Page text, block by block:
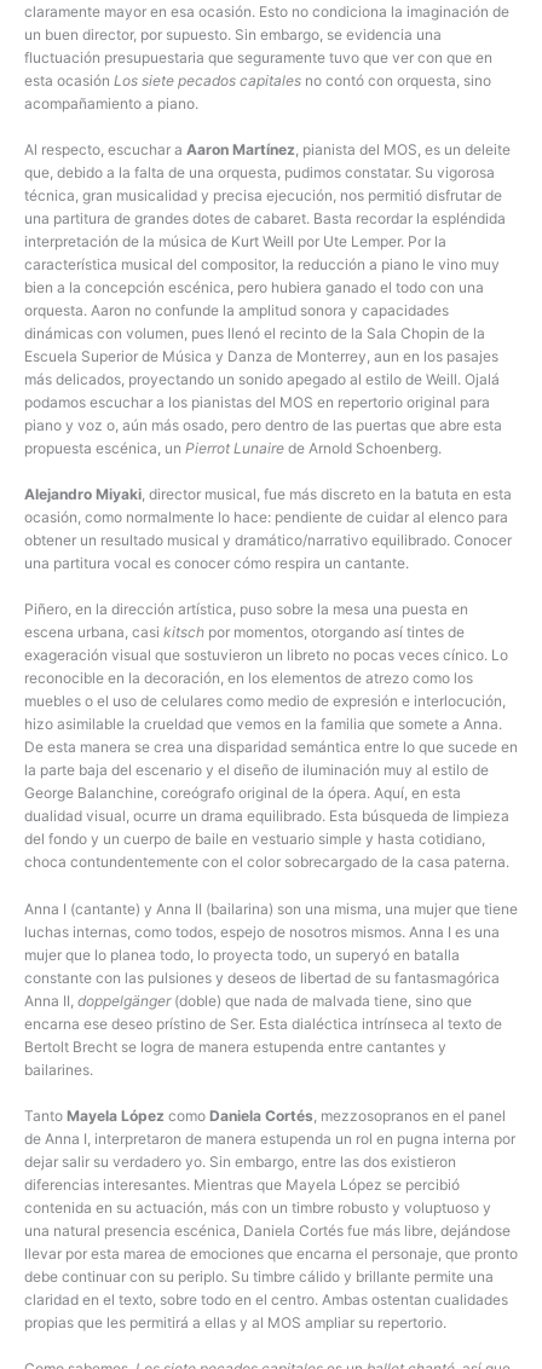
claramente mayor en esa ocasión. Esto no condiciona la imaginación de
un buen director, por supuesto. Sin embargo, se evidencia una
fluctuación presupuestaria que seguramente tuvo que ver con que en
esta ocasión Los siete pecados capitales no contó con orquesta, sino
acompañamiento a piano.
Al respecto, escuchar a Aaron Martínez, pianista del MOS, es un deleite
que, debido a la falta de una orquesta, pudimos constatar. Su vigorosa
técnica, gran musicalidad y precisa ejecución, nos permitió disfrutar de
una partitura de grandes dotes de cabaret. Basta recordar la espléndida
interpretación de la música de Kurt Weill por Ute Lemper. Por la
característica musical del compositor, la reducción a piano le vino muy
bien a la concepción escénica, pero hubiera ganado el todo con una
orquesta. Aaron no confunde la amplitud sonora y capacidades
dinámicas con volumen, pues llenó el recinto de la Sala Chopin de la
Escuela Superior de Música y Danza de Monterrey, aun en los pasajes
más delicados, proyectando un sonido apegado al estilo de Weill. Ojalá
podamos escuchar a los pianistas del MOS en repertorio original para
piano y voz o, aún más osado, pero dentro de las puertas que abre esta
propuesta escénica, un Pierrot Lunaire de Arnold Schoenberg.
Alejandro Miyaki, director musical, fue más discreto en la batuta en esta
ocasión, como normalmente lo hace: pendiente de cuidar al elenco para
obtener un resultado musical y dramático/narrativo equilibrado. Conocer
una partitura vocal es conocer cómo respira un cantante.
Piñero, en la dirección artística, puso sobre la mesa una puesta en
escena urbana, casi kitsch por momentos, otorgando así tintes de
exageración visual que sostuvieron un libreto no pocas veces cínico. Lo
reconocible en la decoración, en los elementos de atrezo como los
muebles o el uso de celulares como medio de expresión e interlocución,
hizo asimilable la crueldad que vemos en la familia que somete a Anna.
De esta manera se crea una disparidad semántica entre lo que sucede en
la parte baja del escenario y el diseño de iluminación muy al estilo de
George Balanchine, coreógrafo original de la ópera. Aquí, en esta
dualidad visual, ocurre un drama equilibrado. Esta búsqueda de limpieza
del fondo y un cuerpo de baile en vestuario simple y hasta cotidiano,
choca contundentemente con el color sobrecargado de la casa paterna.
Anna I (cantante) y Anna II (bailarina) son una misma, una mujer que tiene
luchas internas, como todos, espejo de nosotros mismos. Anna I es una
mujer que lo planea todo, lo proyecta todo, un superyó en batalla
constante con las pulsiones y deseos de libertad de su fantasmagórica
Anna II, doppelgänger(doble) que nada de malvada tiene, sino que
encarna ese deseo prístino de Ser. Esta dialéctica intrínseca al texto de
Bertolt Brecht se logra de manera estupenda entre cantantes y
bailarines.
Tanto Mayela López como Daniela Cortés , mezzosopranos en el panel
de Anna I, interpretaron de manera estupenda un rol en pugna interna por
dejar salir su verdadero yo. Sin embargo, entre las dos existieron
diferencias interesantes. Mientras que Mayela López se percibió
contenida en su actuación, más con un timbre robusto y voluptuoso y
una natural presencia escénica, Daniela Cortés fue más libre, dejándose
llevar por esta marea de emociones que encarna el personaje, que pronto
debe continuar con su periplo. Su timbre cálido y brillante permite una
claridad en el texto, sobre todo en el centro. Ambas ostentan cualidades
propias que les permitirá a ellas y al MOS ampliar su repertorio.